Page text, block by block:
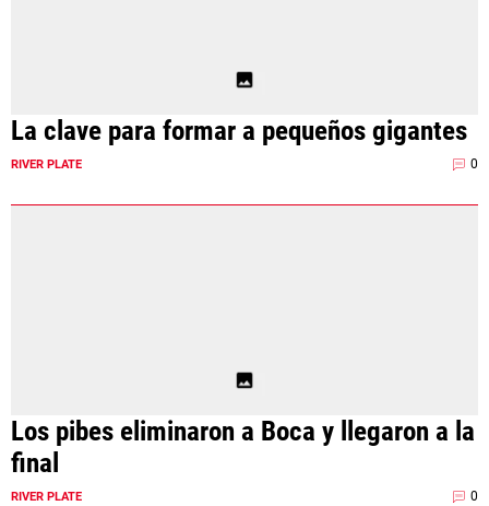
La clave para formar a pequeños gigantes
RIVER PLATE 0
Los pibes eliminaron a Boca y llegaron a la
final
RIVER PLATE 0